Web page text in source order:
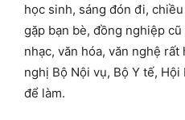
học sinh, sáng đón đi,
gặp bạn bè, đồng nghiệp
nhạc, văn hóa, văn nghệ rất
nghị Bộ Nội vụ, Bộ Y tế,
để làm.